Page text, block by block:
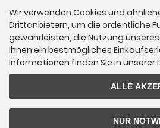
Wir verwenden Cookies und
Drittanbietern, um die ordentliche
gewährleisten, die Nutzung
Ihnen ein bestmögliches
Informationen finden Sie in
ALLE
NUR